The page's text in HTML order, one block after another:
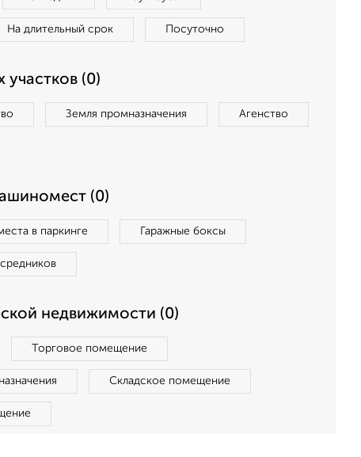
На длительный срок Посуточно
участков (0)
Земля промназначения Агенство
(0)
в паркинге Гаражные боксы
недвижимости (0)
Торговое помещение
Складское помещение